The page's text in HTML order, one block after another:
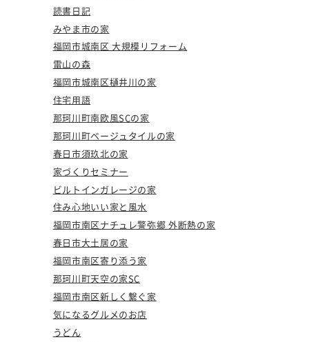
読書日記
みやま市の家
福岡市城南区 大規模リフォーム
雷山の森
福岡市城南区樋井川の家
住宅用語
那珂川町南欧風SCの家
那珂川町ベージュタイルの家
春日市須玖北の家
家づくりセミナー
ビルトインガレージの家
住み心地いい家と風水
福岡市南区ナチュレ警弥郷 外断熱の家
春日市大土居の家
福岡市南区寄り添う家
那珂川町天空の家SC
福岡市南区新しく繋ぐ家
気になるグルメのお店
うどん